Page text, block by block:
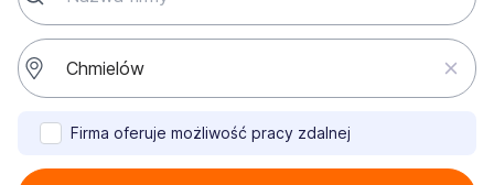
Firma oferuje możliwość pracy zdalnej